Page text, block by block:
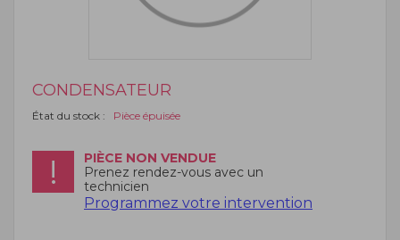
CONDENSATEUR
État du stock : Pièce épuisée
PIÈCE NON VENDUE
Prenez rendez-vous avec un
technicien
Programmez votre intervention